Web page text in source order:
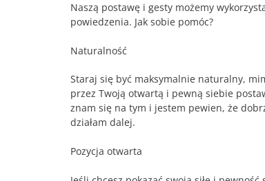
Naszą postawę i gesty możemy
powiedzenia. Jak sobie pomóc?
Naturalność
Staraj się być maksymalnie naturalny,
przez Twoją otwartą i pewną siebie
znam się na tym i jestem pewien, że
działam dalej.
Pozycja otwarta